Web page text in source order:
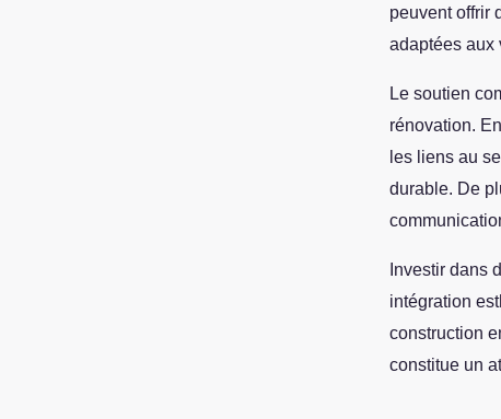
peuvent offrir
adaptées aux
Le soutien
rénovation.
les liens au
durable. De
Investir dans
intégration
construction
constitue un